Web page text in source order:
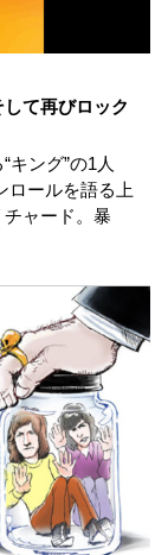
て再びロック
キング”の1人
ロールを語る上
ャード。暴